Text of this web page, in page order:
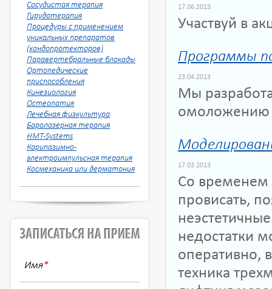
Cосудистая терапия
Гирудотерапия
Процедуры с применением
уникальных препаратов
(хондопротекторов)
Паравертебральные блокады
Ортопедические
приспособления
Кинезиология
Остеопатия
Лечебная физкультура
Баролазерная терапия
HMT-Systems
Карипазимно-
электроимпульсная терапия
Космеханика или дерматония
Имя*
17.06.2013
Участвуй в
Программы
23.04.2013
Мы
омоложению
17.03.2013
Со временем
провисать,
недостатки
оперативно,
техника